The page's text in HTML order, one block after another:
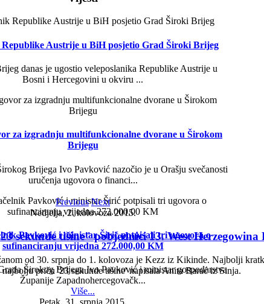
Republike Austrije u BiH posjetio Grad Široki Brijeg
danas je ugostio veleposlanika Republike Austrije u
Bosni i Hercegovini u okviru ...
za izgradnju multifunkcionalne dvorane u Širokom
Brijegu
Brijega Ivo Pavković nazočio je u Orašju svečanosti
uručenja ugovora o financi...
Pavković i ministar Širić potpisali tri ugovora o
sufinanciranju vrijedna 272.000,00 KM
Širokog Brijega Ivo Pavković i ministar gospodarstva
Županije Zapadnohercegovačk...
Previous Next
Nedjelja, 2. kolovoza 2015.
tišine" pobjednici 13. West Herzegowina
od 30. srpnja do 1. kolovoza je Kezz iz Kikinde. Najbolji
priču '23 sekunde tišine' napisala Anita Barać iz Sinja.
Više...
Petak, 31. srpnja 2015.